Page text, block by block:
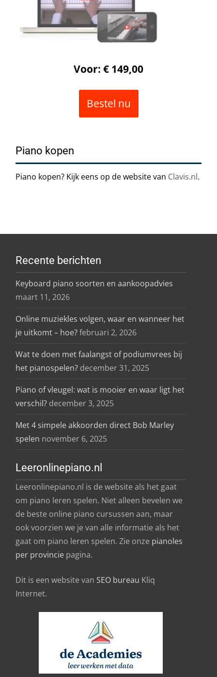
Voor: € 149,00
Bestel nu
Piano kopen
Piano kopen? Kijk eens op de website van Clavis.nl.
Recente berichten
Keyboard piano soorten en aankoopadvies
maart 11, 2026
Online muziekles volgen, waar en wanneer het
je uitkomt – hoe?februari 2, 2026
Wat te doen met faalangst of podiumvrees bij
het pianospelen? december 31, 2025
Piano of vleugel: wat is mooier en waar ligt het
verschil? december 3, 2025
Met 4 simpele akkoorden direct Bob Marley
spelen november 6, 2025
Leeronlinepiano.nl
Leeronlinepiano.nl is de website als het gaat
om piano leren spelen. Niet alleen bevelen we
de beste online piano cursussen aan, maar
ook voorzien we je van alle informatie als het
gaat om piano leren spelen. Zie onze pianoles
per provincie pagina.
Dit is een website van SEO bureau Kliq
Internet.